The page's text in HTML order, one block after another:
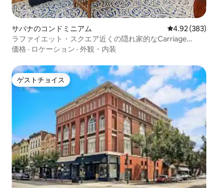
サバナのコンドミニアム レビュー383
4.92 (383)
ラファイエット・スクエア近くの隠れ家的なCarriage
House
価格 · ロケーション · 外観・内装
ゲストチョイス
ゲストチョイス